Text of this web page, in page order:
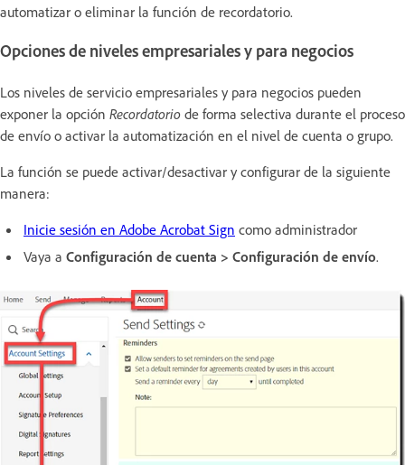
automatizar o eliminar la función de recordatorio.
Opciones de niveles empresariales y para negocios
Los niveles de servicio empresariales y para negocios pueden
exponer la opción Recordatorio de forma selectiva durante el proceso
de envío o activar la automatización en el nivel de cuenta o grupo.
La función se puede activar/desactivar y configurar de la siguiente
manera:
Inicie sesión en Adobe Acrobat Sign como administrador
Vaya a Configuración de cuenta > Configuración de envío.